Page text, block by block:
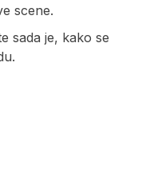
scene.
sada je, kako se